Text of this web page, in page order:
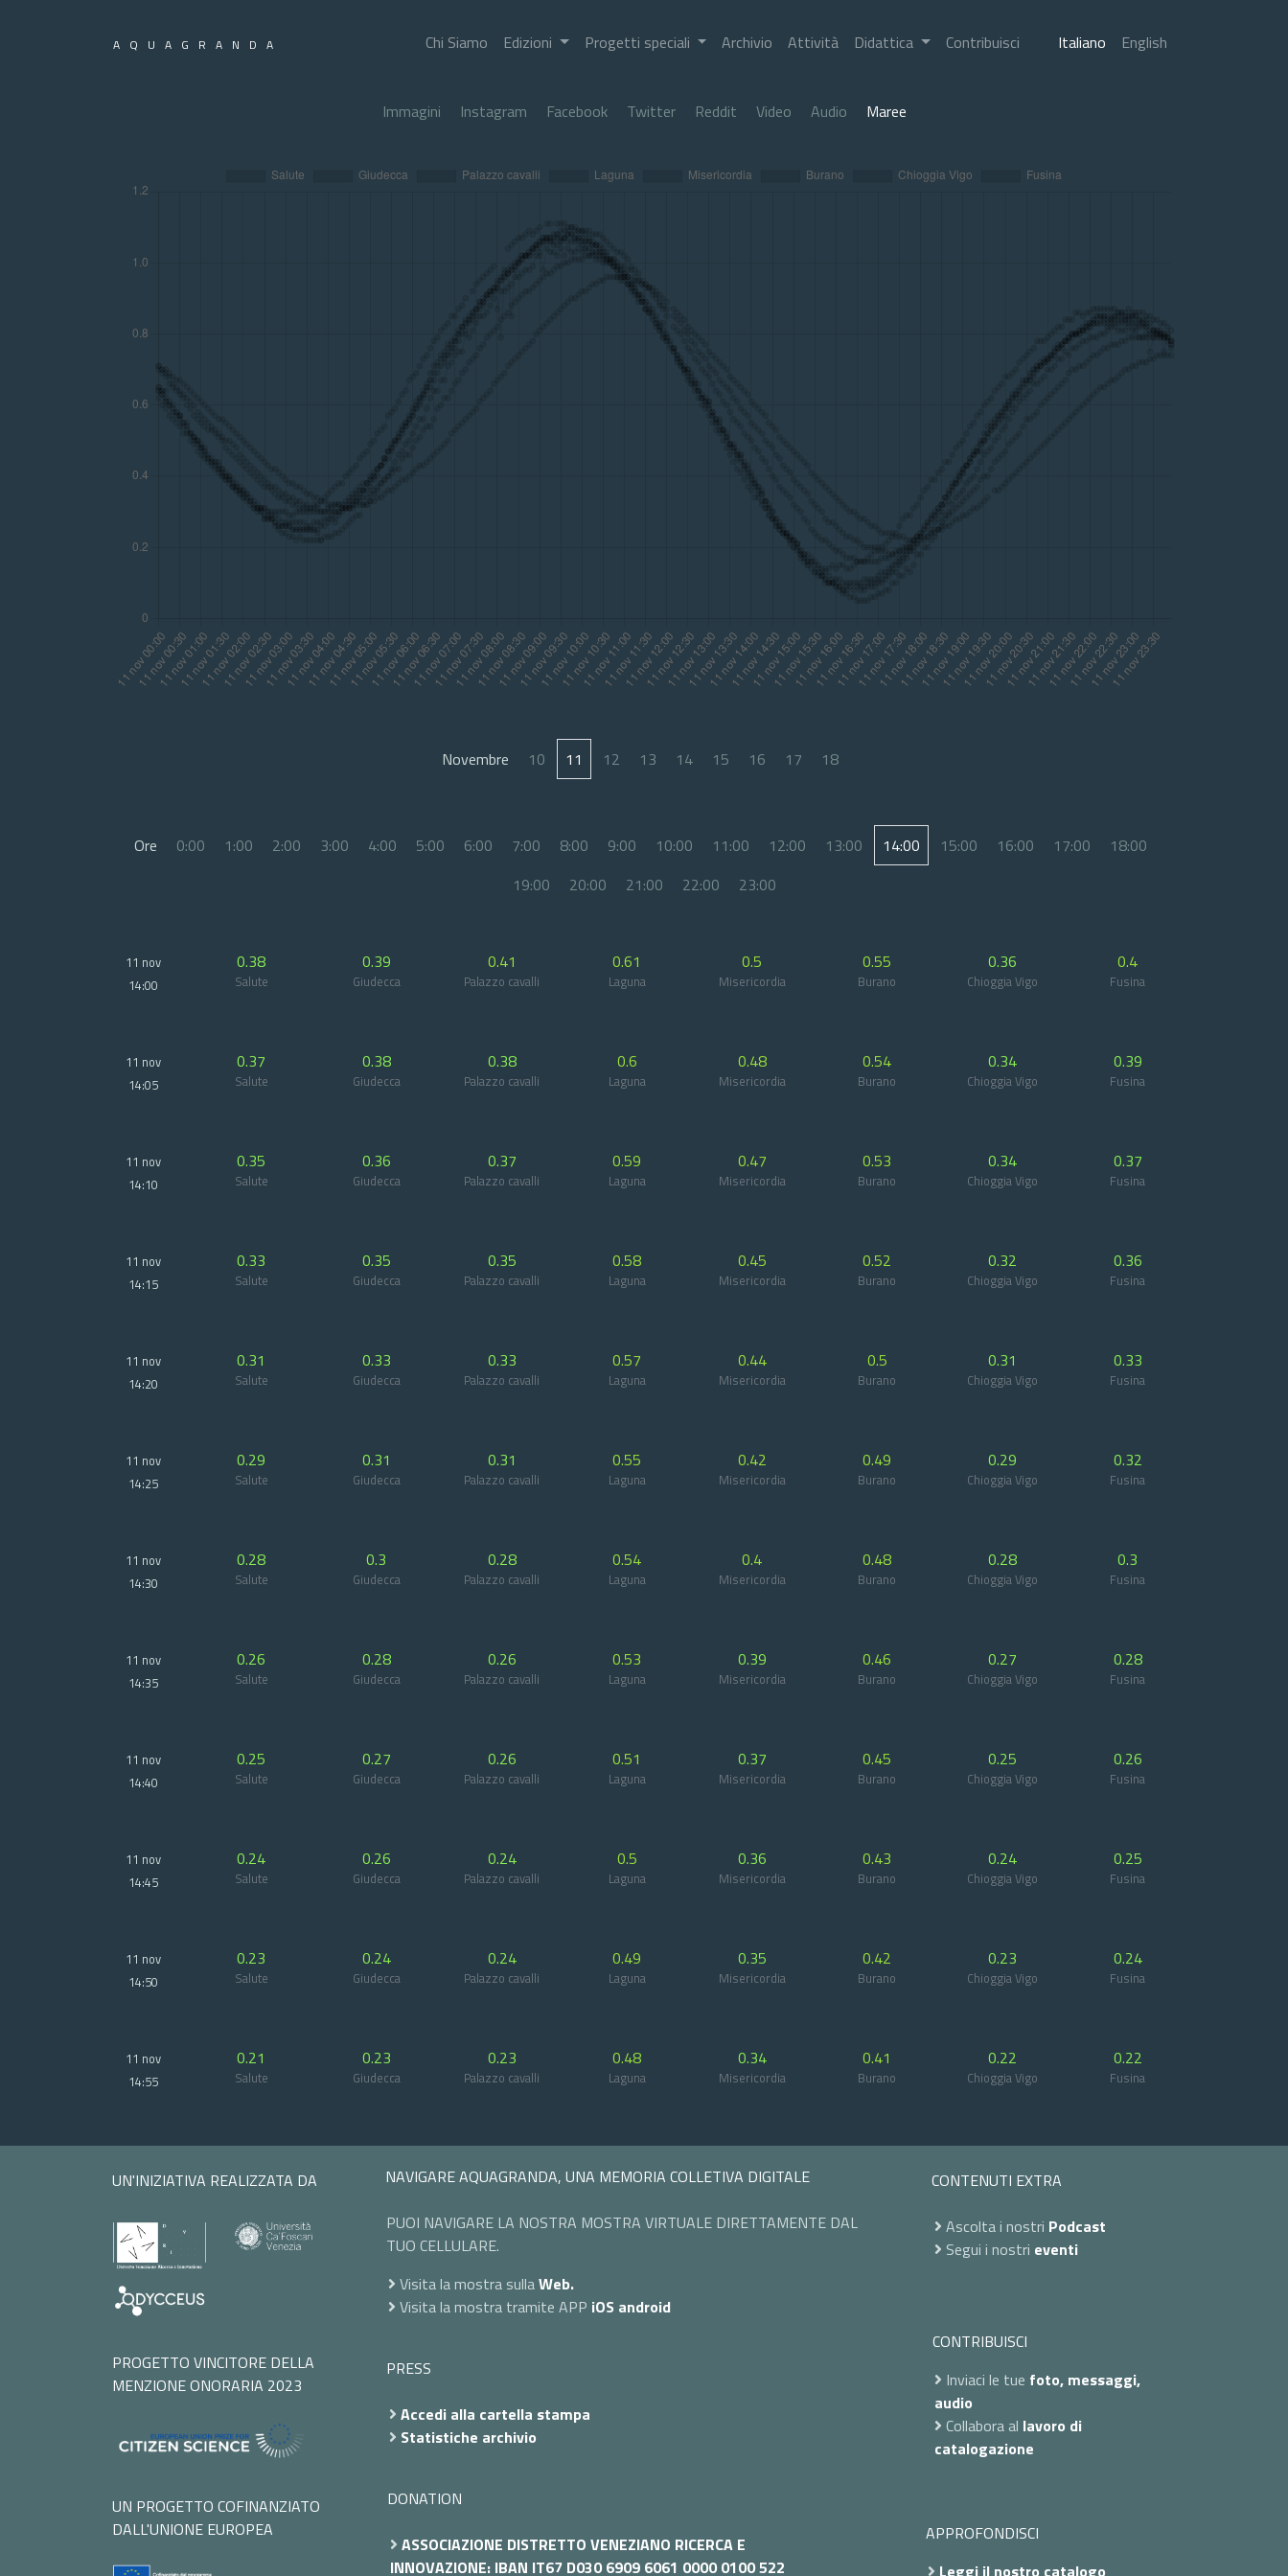
AQUAGRANDA Chi Siamo Edizioni Progetti speciali Archivio Attività Didattica Contribuisci Italiano English
Immagini Instagram Facebook Twitter Reddit Video Audio Maree
Novembre 10 11 12 13 14 15 16 17 18
Ore 0:00 1:00 2:00 3:00 4:00 5:00 6:00 7:00 8:00 9:00 10:00 11:00 12:00 13:00 14:00 15:00 16:00 17:00
18:00
19:00
20:00 21:00 22:00 23:00
11 nov
14:00
0.38
Salute
0.39
Giudecca
0.41
Palazzo cavalli
0.61
Laguna
0.5
Misericordia
0.55
Burano
0.36
Chioggia Vigo
0.4
Fusina
11 nov
14:05
0.37
Salute
0.38
Giudecca
0.38
Palazzo cavalli
0.6
Laguna
0.48
Misericordia
0.54
Burano
0.34
Chioggia Vigo
0.39
Fusina
11 nov
14:10
0.35
Salute
0.36
Giudecca
0.37
Palazzo cavalli
0.59
Laguna
0.47
Misericordia
0.53
Burano
0.34
Chioggia Vigo
0.37
Fusina
11 nov
14:15
0.33
Salute
0.35
Giudecca
0.35
Palazzo cavalli
0.58
Laguna
0.45
Misericordia
0.52
Burano
0.32
Chioggia Vigo
0.36
Fusina
11 nov
14:20
0.31
Salute
0.33
Giudecca
0.33
Palazzo cavalli
0.57
Laguna
0.44
Misericordia
0.5
Burano
0.31
Chioggia Vigo
0.33
Fusina
11 nov
14:25
0.29
Salute
0.31
Giudecca
0.31
Palazzo cavalli
0.55
Laguna
0.42
Misericordia
0.49
Burano
0.29
Chioggia Vigo
0.32
Fusina
11 nov
14:30
0.28
Salute
0.3
Giudecca
0.28
Palazzo cavalli
0.54
Laguna
0.4
Misericordia
0.48
Burano
0.28
Chioggia Vigo
0.3
Fusina
11 nov
14:35
0.26
Salute
0.28
Giudecca
0.26
Palazzo cavalli
0.53
Laguna
0.39
Misericordia
0.46
Burano
0.27
Chioggia Vigo
0.28
Fusina
11 nov
14:40
0.25
Salute
0.27
Giudecca
0.26
Palazzo cavalli
0.51
Laguna
0.37
Misericordia
0.45
Burano
0.25
Chioggia Vigo
0.26
Fusina
11 nov
14:45
0.24
Salute
0.26
Giudecca
0.24
Palazzo cavalli
0.5
Laguna
0.36
Misericordia
0.43
Burano
0.24
Chioggia Vigo
0.25
Fusina
11 nov
14:50
0.23
Salute
0.24
Giudecca
0.24
Palazzo cavalli
0.49
Laguna
0.35
Misericordia
0.42
Burano
0.23
Chioggia Vigo
0.24
Fusina
11 nov
14:55
0.21
Salute
0.23
Giudecca
0.23
Palazzo cavalli
0.48
Laguna
0.34
Misericordia
0.41
Burano
0.22
Chioggia Vigo
0.22
Fusina
UN'INIZIATIVA REALIZZATA DA
PROGETTO VINCITORE DELLA
MENZIONE ONORARIA 2023
UN PROGETTO COFINANZIATO
DALL'UNIONE EUROPEA
NAVIGARE AQUAGRANDA, UNA MEMORIA COLLETIVA DIGITALE
PUOI NAVIGARE LA NOSTRA MOSTRA VIRTUALE DIRETTAMENTE DAL
TUO CELLULARE.
Visita la mostra sullaWeb.
Visita la mostra tramite APP iOS android
PRESS
Accedi alla cartella stampa
Statistiche archivio
DONATION
ASSOCIAZIONE DISTRETTO VENEZIANO RICERCA E
INNOVAZIONE: IBAN IT67 D030 6909 6061 0000 0100 522
CONTENUTI EXTRA
Ascolta i nostri Podcast
Segui i nostri eventi
CONTRIBUISCI
Inviaci le tue foto, messaggi,
audio
Collabora al lavoro di
catalogazione
APPROFONDISCI
Leggi il nostro catalogo